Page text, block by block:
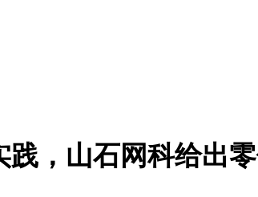
，山石网科给出